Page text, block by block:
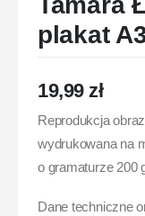
plakat
19,99zł
Reprodukcja
wydrukowana na
o gramaturze 200
Dane techniczne